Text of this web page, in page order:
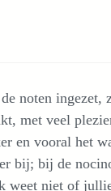
noten
met veel
en vooral het
bij; bij de
niet of